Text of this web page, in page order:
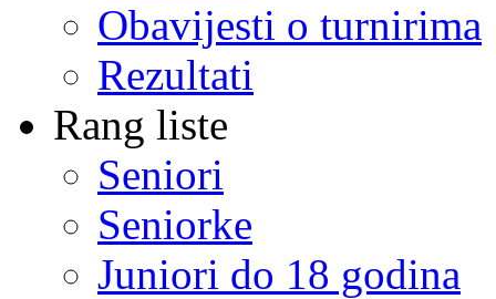
Obavijesti o turnirima
Rezultati
Rang liste
Seniori
Seniorke
Juniori do 18 godina